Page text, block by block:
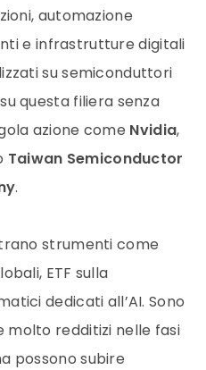
automazione
e infrastrutture digitali
su semiconduttori
questa filiera senza
azione come Nvidia,
Taiwan Semiconductor
.
strumenti come
ETF sulla
dedicati all’AI. Sono
redditizi nelle fasi
possono subire